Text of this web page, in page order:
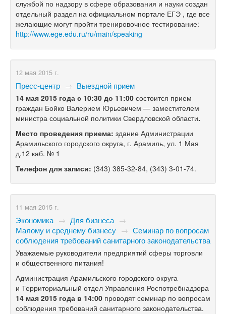
службой по надзору в сфере образования и науки создан
отдельный раздел на официальном портале ЕГЭ , где все
желающие могут пройти тренировочное тестирование:
http://www.ege.edu.ru/ru/main/speaking
12 мая 2015 г.
Пресс-центр → Выездной прием
14 мая 2015 года с 10:30 до 11:00 состоится прием
граждан Бойко Валерием Юрьевичем — заместителем
министра социальной политики Свердловской области.
Место проведения приема: здание Администрации
Арамильского городского округа, г. Арамиль, ул. 1 Мая
д.12 каб. № 1
Телефон для записи: (343) 385-32-84, (343) 3-01-74.
11 мая 2015 г.
Экономика → Для бизнеса →
Малому и среднему бизнесу → Семинар по вопросам
соблюдения требований санитарного законодательства
Уважаемые руководители предприятий сферы торговли
и общественного питания!
Администрация Арамильского городского округа
и Территориальный отдел Управления Роспотребнадзора
14 мая 2015 года в 14:00 проводят семинар по вопросам
соблюдения требований санитарного законодательства.